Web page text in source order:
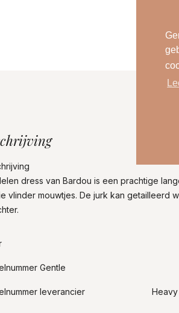
dress van Bardou is een prachtige
vlinder mouwtjes. De jurk kan getailleerd
Gentle
leverancier